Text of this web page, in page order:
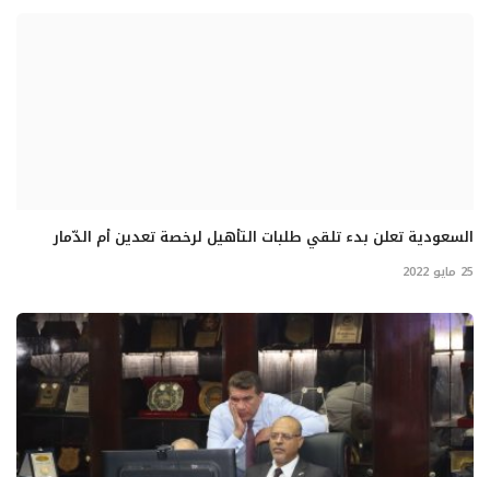
السعودية تعلن بدء تلقي طلبات التأهيل لرخصة تعدين أم الدّمار
25 مايو 2022